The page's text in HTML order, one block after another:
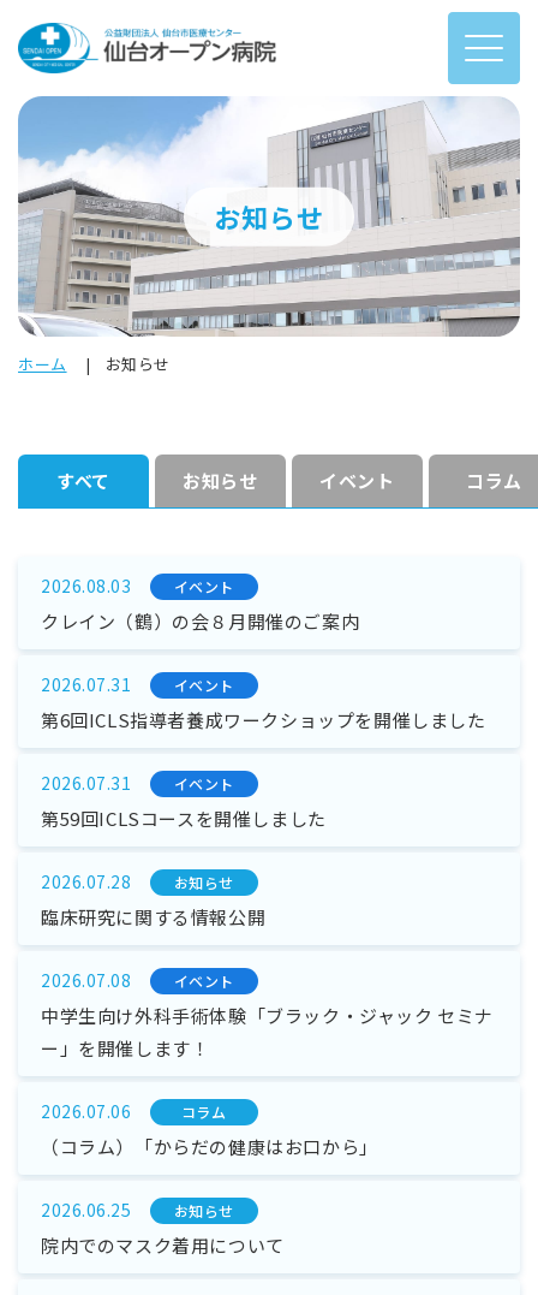
お知らせ
ホーム お知らせ
すべて お知らせ イベント コラム
2026.08.03 イベント
クレイン（鶴）の会８月開催のご案内
2026.07.31 イベント
第6回ICLS指導者養成ワークショップを開催しました
2026.07.31 イベント
第59回ICLSコースを開催しました
2026.07.28 お知らせ
臨床研究に関する情報公開
2026.07.08 イベント
中学生向け外科手術体験「ブラック・ジャック セミナ
ー」を開催します！
2026.07.06 コラム
（コラム）「からだの健康はお口から」
2026.06.25 お知らせ
院内でのマスク着用について